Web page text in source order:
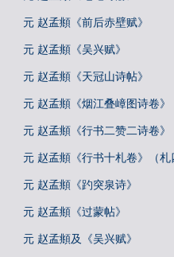
元 赵孟頫《前后赤壁赋》
元 赵孟頫《吴兴赋》
元 赵孟頫《天冠山诗帖》
元 赵孟頫《烟江叠嶂图诗卷》
元 赵孟頫《行书二赞二诗卷》
元 赵孟頫《行书十札卷》（札
元 赵孟頫《趵突泉诗》
元 赵孟頫《过蒙帖》
元 赵孟頫及《吴兴赋》